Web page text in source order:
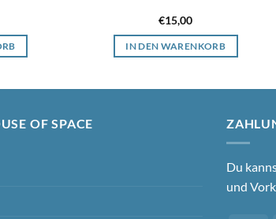
€15,00
IN DEN WARENKORB
OF SPACE
Du
und